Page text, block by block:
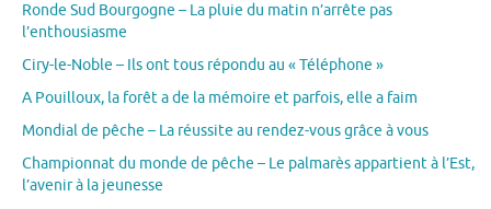
Ronde Sud Bourgogne – La pluie du matin n’arrête pas
l’enthousiasme
Ciry-le-Noble – Ils ont tous répondu au « Téléphone »
A Pouilloux, la forêt a de la mémoire et parfois, elle a faim
Mondial de pêche – La réussite au rendez-vous grâce à vous
Championnat du monde de pêche – Le palmarès appartient à l’Est,
l’avenir à la jeunesse